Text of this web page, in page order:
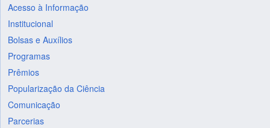
Acesso à Informação
Institucional
Bolsas e Auxílios
Programas
Prêmios
Popularização da Ciência
Comunicação
Parcerias